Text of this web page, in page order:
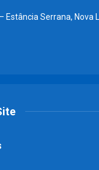
Estância Serrana, Nova